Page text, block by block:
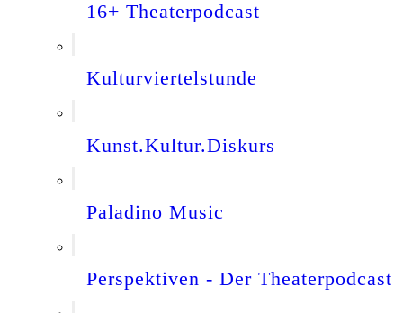
16+ Theaterpodcast
Kulturviertelstunde
Kunst.Kultur.Diskurs
Paladino Music
Perspektiven - Der Theaterpodcast